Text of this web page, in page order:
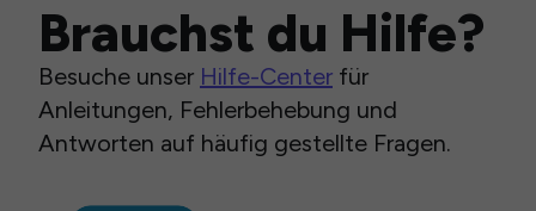
Brauchst du Hilfe?
Besuche unser Hilfe-Center für
Anleitungen, Fehlerbehebung und
Antworten auf häufig gestellte Fragen.